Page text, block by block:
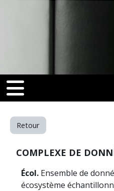
[[nav-toggle]]
toggle]]
Retour
COMPLEXE DE
Écol. Ensemble de
écosystème